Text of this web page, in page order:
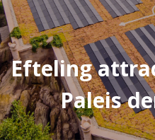
Efteling
Paleis